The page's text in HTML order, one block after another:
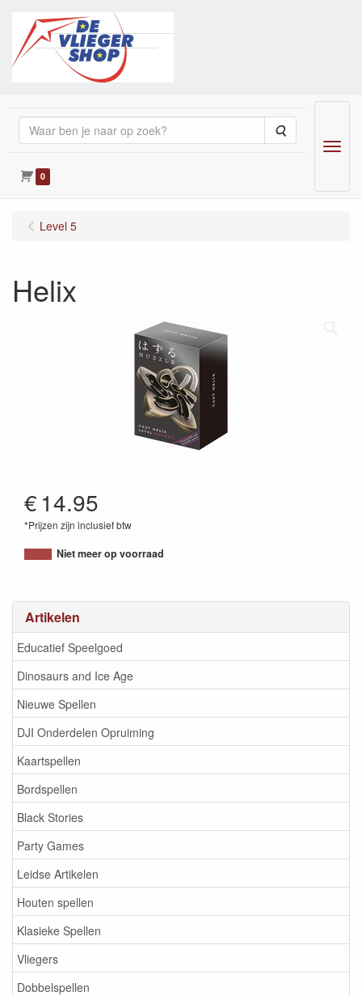
Zoeken
0
Menu
Artikelen
Educatief Speelgoed
Dinosaurs and Ice Age
Nieuwe Spellen
DJI Onderdelen Opruiming
Kaartspellen
Bordspellen
Black Stories
Party Games
Leidse Artikelen
Houten spellen
Klasieke Spellen
Vliegers
Dobbelspellen
Level 5
Helix
€14.95
*Prijzen zijn inclusief btw
5407005150917
Niet meer op voorraad